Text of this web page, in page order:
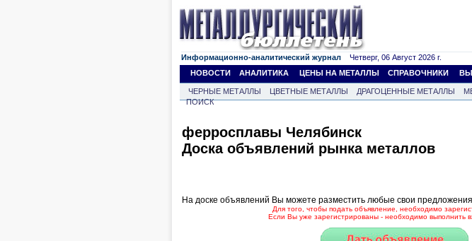
Информационно-аналитический журнал Четверг, 06 Август 2026 г.
НОВОСТИ
АНАЛИТИКА ЦЕНЫ НА МЕТАЛЛЫ СПРАВОЧНИКИ
ЧЕРНЫЕ МЕТАЛЛЫ ЦВЕТНЫЕ МЕТАЛЛЫ ДРАГОЦЕННЫЕ МЕТАЛЛЫ
ПОИСК
ферросплавы Челябинск
Доска объявлений рынка металлов
На доске объявлений Вы можете разместить любые свои
Для того, чтобы подать объявление, необходимо
Если Вы уже зарегистрированы - необходимо выполнить